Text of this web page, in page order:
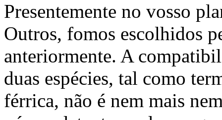
Presentemente no vosso
Outros, fomos escolhidos
anteriormente. A
duas espécies, tal como
férrica, não é nem mais